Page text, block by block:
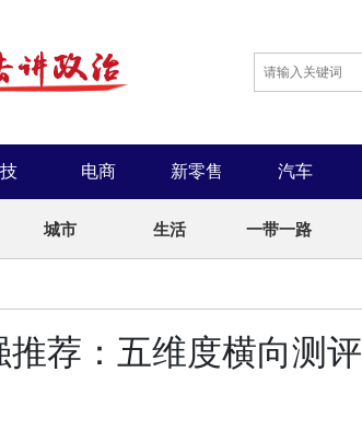
电商 新零售 汽车
城市 生活 一带一路
荐：五维度横向测评